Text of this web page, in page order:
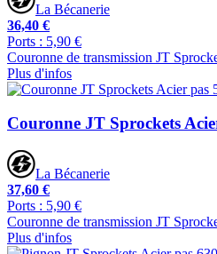
La Bécanerie
36,40 €
Ports : 5,90 €
Couronne de transmission JT
Plus d'infos
Couronne JT Sprockets
La Bécanerie
37,60 €
Ports : 5,90 €
Couronne de transmission JT
Plus d'infos